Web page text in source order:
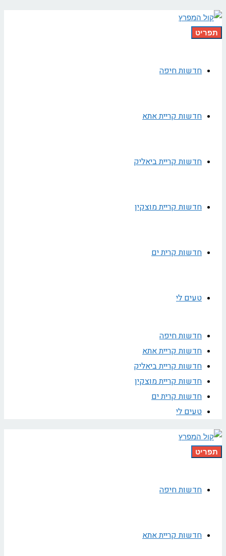
תפריט
חדשות חיפה
חדשות קריית אתא
חדשות קריית ביאליק
חדשות קריית מוצקין
חדשות קרית ים
טעים לי
חדשות חיפה
חדשות קריית אתא
חדשות קריית ביאליק
חדשות קריית מוצקין
חדשות קרית ים
טעים לי
תפריט
חדשות חיפה
חדשות קריית אתא